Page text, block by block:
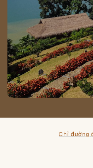
Chỉ đường